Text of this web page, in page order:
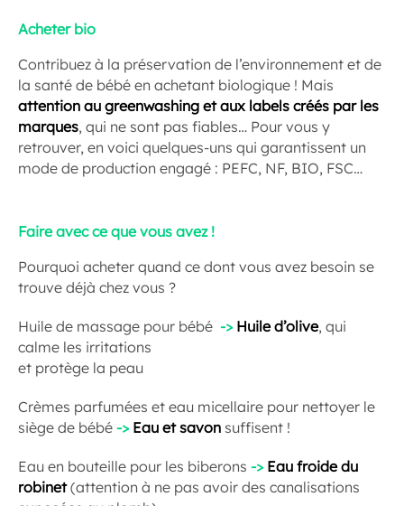
Acheter bio
Contribuez à la préservation de l’environnement et de
la santé de bébé en achetant biologique ! Mais
attention au greenwashing et aux labels créés par les
marques, qui ne sont pas fiables… Pour vous y
retrouver, en voici quelques-uns qui garantissent un
mode de production engagé : PEFC, NF, BIO, FSC…
Faire avec ce que vous avez !
Pourquoi acheter quand ce dont vous avez besoin se
trouve déjà chez vous ?
Huile de massage pour bébé -> Huile d’olive, qui
calme les irritations
et protège la peau
Crèmes parfumées et eau micellaire pour nettoyer le
siège de bébé -> Eau et savon suffisent !
Eau en bouteille pour les biberons -> Eau froide du
robinet(attention à ne pas avoir des canalisations